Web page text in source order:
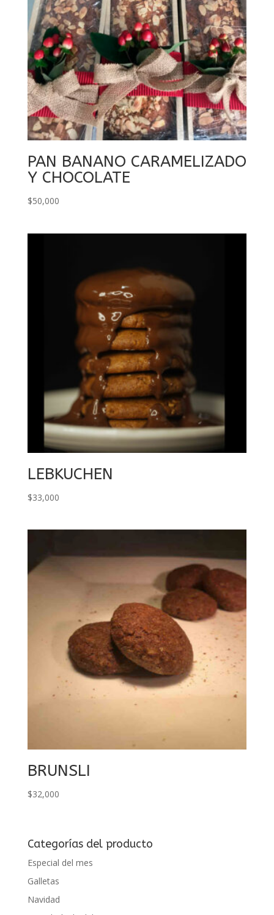
PAN BANANO CARAMELIZADO
Y CHOCOLATE
$50,000
LEBKUCHEN
$33,000
BRUNSLI
$32,000
Categorías del producto
Especial del mes
Galletas
Navidad